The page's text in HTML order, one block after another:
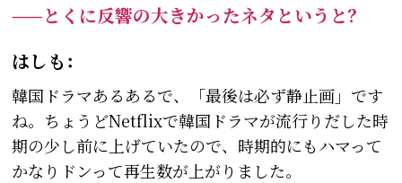
——とくに反響の大きかったネタというと？
はしも：
韓国ドラマあるあるで、「最後は必ず静止画」です
ね。ちょうどNetflixで韓国ドラマが流行りだした時
期の少し前に上げていたので、時期的にもハマって
かなりドンって再生数が上がりました。